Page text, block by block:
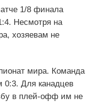
1/8 финала
Несмотря на
хозяевам не
мира. Команда
0:3. Для канадцев
в плей-офф им не